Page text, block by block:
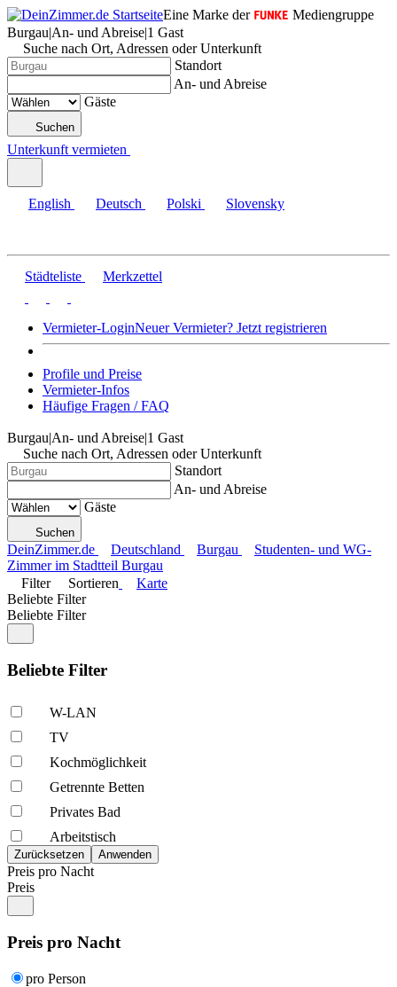
Eine Marke der
Mediengruppe
Burgau|An- und Abreise|1 Gast
Suche nach Ort, Adressen oder Unterkunft
Standort
An- und Abreise
Gäste
Suchen
Unterkunft vermieten
English Deutsch Polski Slovensky
Städteliste Merkzettel
Vermieter-LoginNeuer Vermieter? Jetzt registrieren
Profile und Preise
Vermieter-Infos
Häufige Fragen / FAQ
Burgau|An- und Abreise|1 Gast
Suche nach Ort, Adressen oder Unterkunft
Standort
An- und Abreise
Gäste
Suchen
DeinZimmer.de Deutschland Burgau
Studenten- und WG-
Zimmer im Stadtteil Burgau
Filter
Sortieren
Karte
Beliebte Filter
Beliebte Filter
Beliebte Filter
W-LAN
TV
Kochmöglich­keit
Getrennte Betten
Privates Bad
Arbeitstisch
Preis pro Nacht
Preis
Preis pro Nacht
pro Person